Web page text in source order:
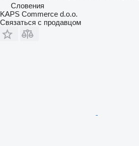
Словения
KAPS Commerce d.o.o.
Связаться с продавцом